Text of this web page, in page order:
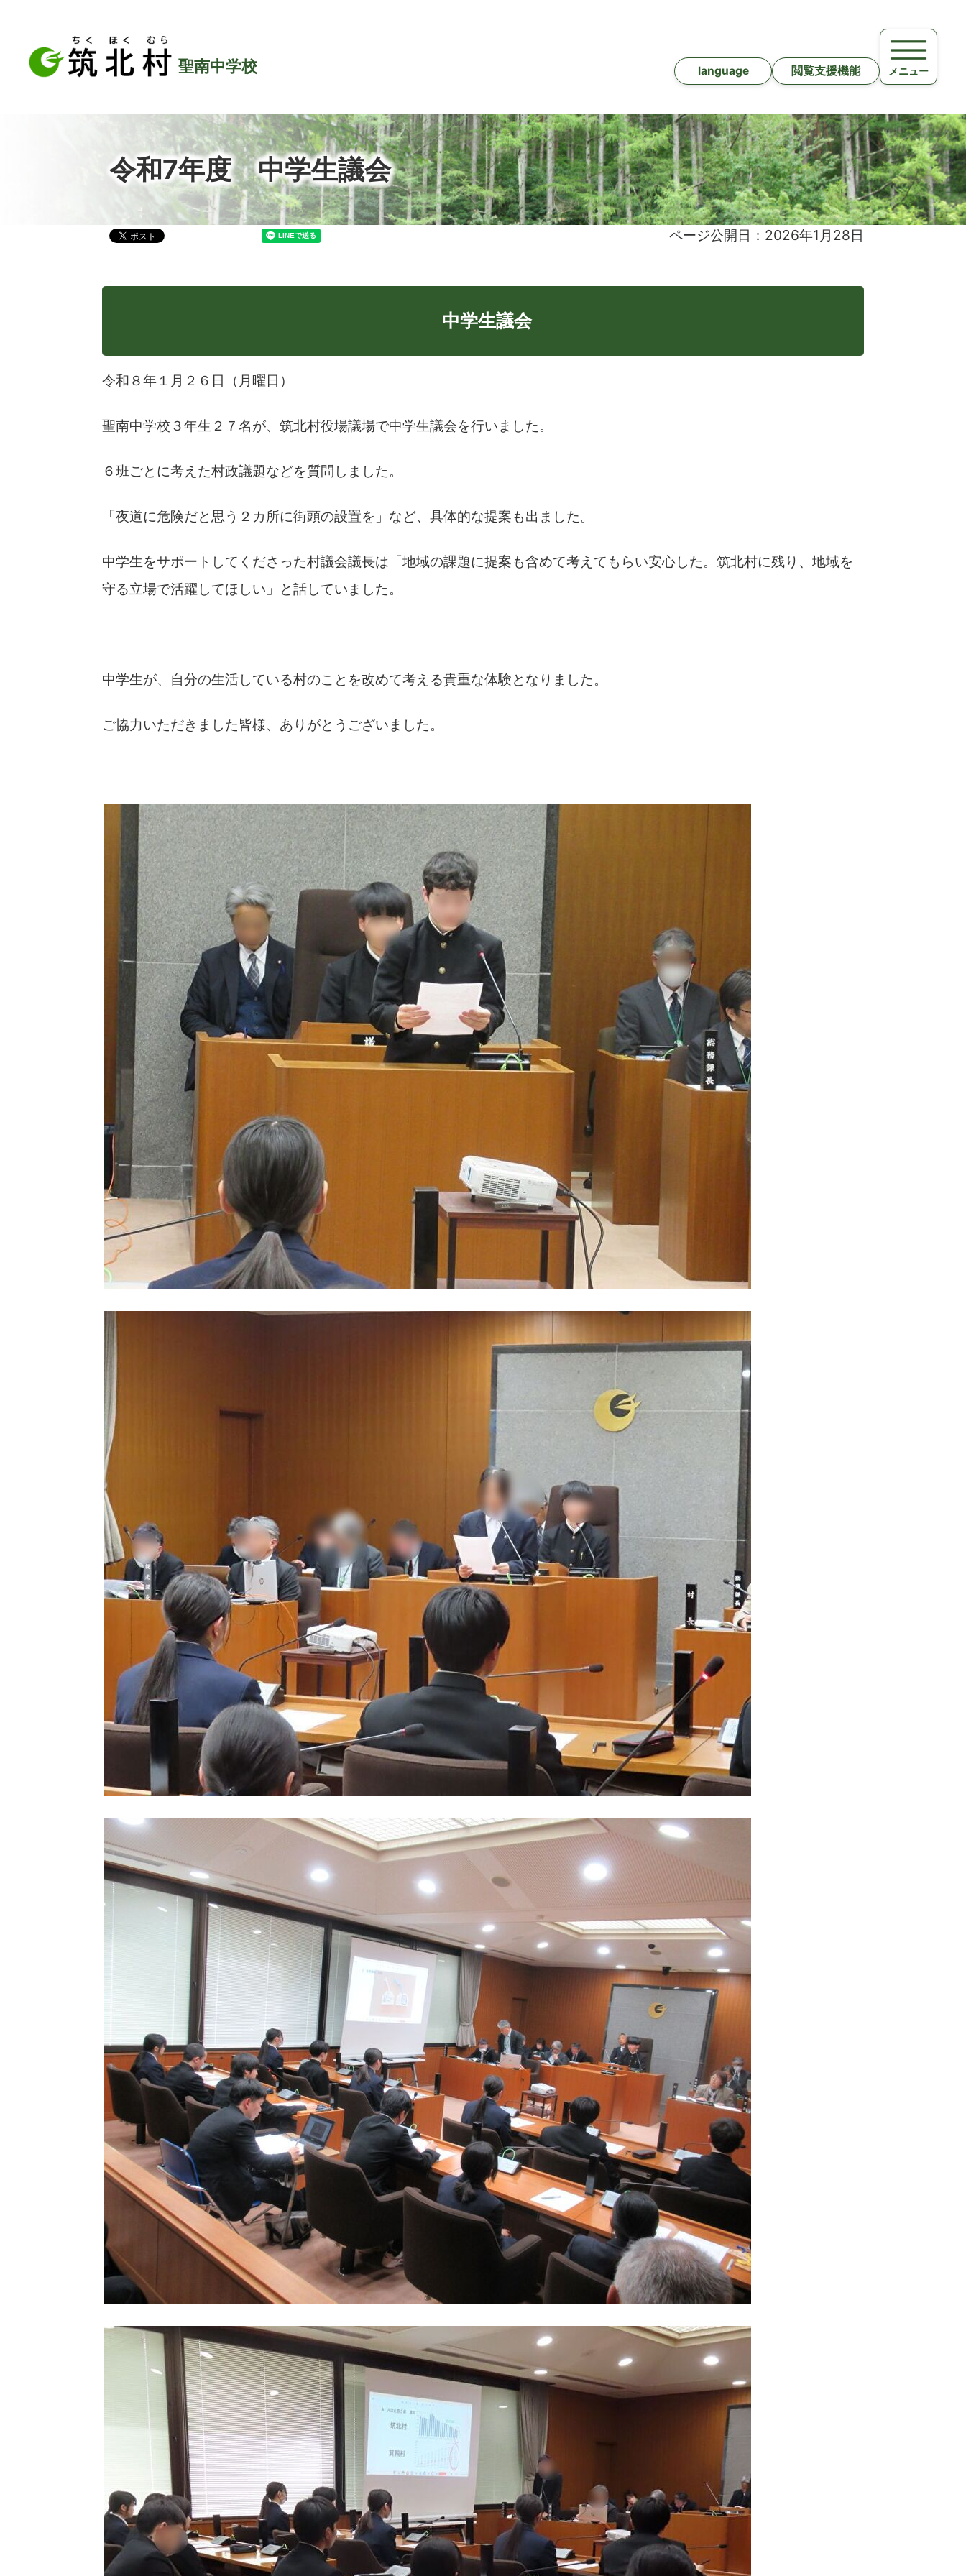
聖南中学校 language 閲覧支援機能 メニュー
令和7年度 中学生議会
ページ公開日：2026年1月28日
中学生議会
令和８年１月２６日（月曜日）
聖南中学校３年生２７名が、筑北村役場議場で中学生議会を行いました。
６班ごとに考えた村政議題などを質問しました。
「夜道に危険だと思う２カ所に街頭の設置を」など、具体的な提案も出ました。
中学生をサポートしてくださった村議会議長は「地域の課題に提案も含めて考えてもらい安心した。筑北村に残り、地域を
守る立場で活躍してほしい」と話していました。
中学生が、自分の生活している村のことを改めて考える貴重な体験となりました。
ご協力いただきました皆様、ありがとうございました。